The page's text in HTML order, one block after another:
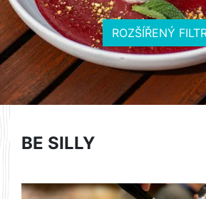
ROZŠÍŘENÝ
BE SILLY